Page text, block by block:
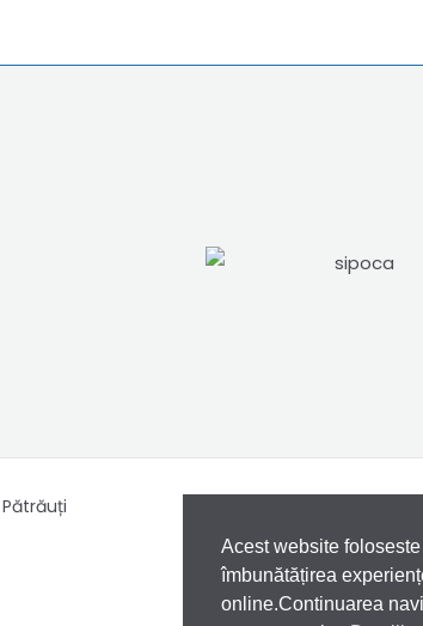
Acest website
îmbunătățirea
online.Continuarea